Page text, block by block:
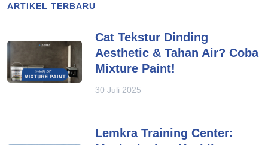
ARTIKEL TERBARU
Cat Tekstur Dinding
Aesthetic & Tahan Air? Coba
Mixture Paint!
30 Juli 2025
Lemkra Training Center: